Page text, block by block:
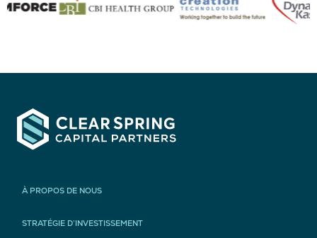
À PROPOS DE NOUS
STRATÉGIE D’INVESTISSEMENT